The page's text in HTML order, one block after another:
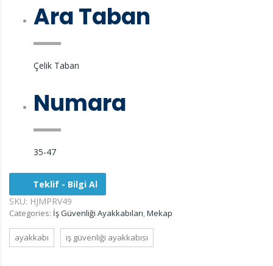
Ara Taban
Çelik Taban
Numara
35-47
Teklif - Bilgi Al
SKU: HJMPRV49
Categories: İş Güvenliği Ayakkabıları,Mekap
ayakkabı iş güvenliği ayakkabısı